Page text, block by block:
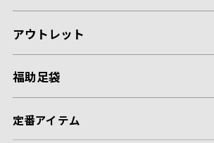
アウトレット
福助足袋
定番アイテム